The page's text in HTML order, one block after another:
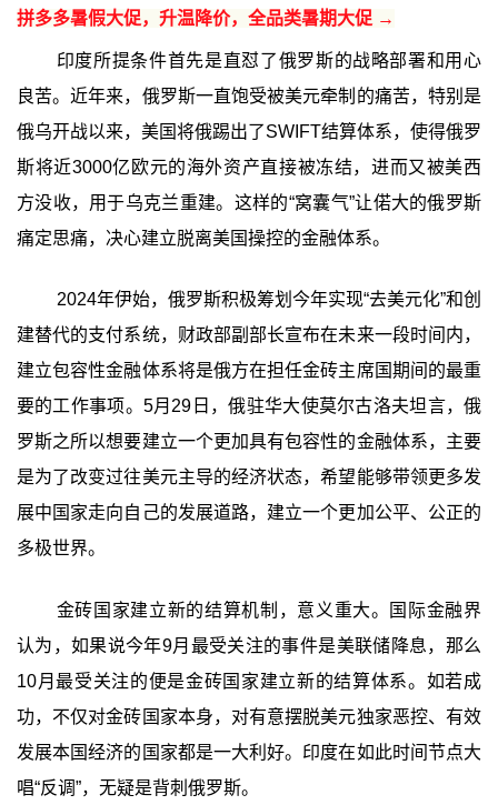
拼多多暑假大促，升温降价，全品类暑期大促 →
印度所提条件首先是直怼了俄罗斯的战略部署和用心
良苦。近年来，俄罗斯一直饱受被美元牵制的痛苦，特别是
俄乌开战以来，美国将俄踢出了SWIFT结算体系，使得俄罗
斯将近3000亿欧元的海外资产直接被冻结，进而又被美西
方没收，用于乌克兰重建。这样的“窝囊气”让偌大的俄罗斯
痛定思痛，决心建立脱离美国操控的金融体系。
2024年伊始，俄罗斯积极筹划今年实现“去美元化”和创
建替代的支付系统，财政部副部长宣布在未来一段时间内，
建立包容性金融体系将是俄方在担任金砖主席国期间的最重
要的工作事项。5月29日，俄驻华大使莫尔古洛夫坦言，俄
罗斯之所以想要建立一个更加具有包容性的金融体系，主要
是为了改变过往美元主导的经济状态，希望能够带领更多发
展中国家走向自己的发展道路，建立一个更加公平、公正的
多极世界。
金砖国家建立新的结算机制，意义重大。国际金融界
认为，如果说今年9月最受关注的事件是美联储降息，那么
10月最受关注的便是金砖国家建立新的结算体系。如若成
功，不仅对金砖国家本身，对有意摆脱美元独家恶控、有效
发展本国经济的国家都是一大利好。印度在如此时间节点大
唱“反调”，无疑是背刺俄罗斯。